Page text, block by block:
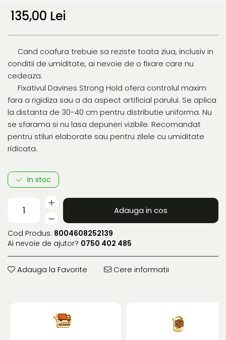
135,00 Lei
Cand coafura trebuie sa reziste toata ziua, inclusiv in
conditii de umiditate, ai nevoie de o fixare care nu
cedeaza.
Fixativul Davines Strong Hold ofera controlul maxim
fara a rigidiza sau a da aspect artificial parului. Se aplica
la distanta de 30-40 cm pentru distributie uniforma. Nu
se sfarama si nu lasa depuneri vizibile. Recomandat
pentru stiluri elaborate sau pentru zilele cu umiditate
ridicata.
In stoc
Adauga in cos
Cod Produs: 8004608252139
Ai nevoie de ajutor? 0750 402 485
Adauga la Favorite Cere informatii